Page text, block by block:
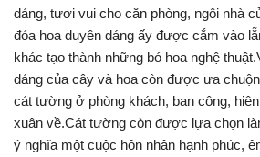
dáng, tươi vui cho căn phòng, ngôi nhà
đóa hoa duyên dáng ấy được cắm vào
khác tạo thành những bó hoa nghệ
dáng của cây và hoa còn được ưa
cát tường ở phòng khách, ban công,
xuân về.Cát tường còn được lựa chọn
ý nghĩa một cuộc hôn nhân hạnh phúc,